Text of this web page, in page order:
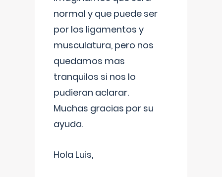
normal y que puede ser
por los ligamentos y
musculatura, pero nos
quedamos mas
tranquilos si nos lo
pudieran aclarar.
Muchas gracias por su
ayuda.
Hola Luis,